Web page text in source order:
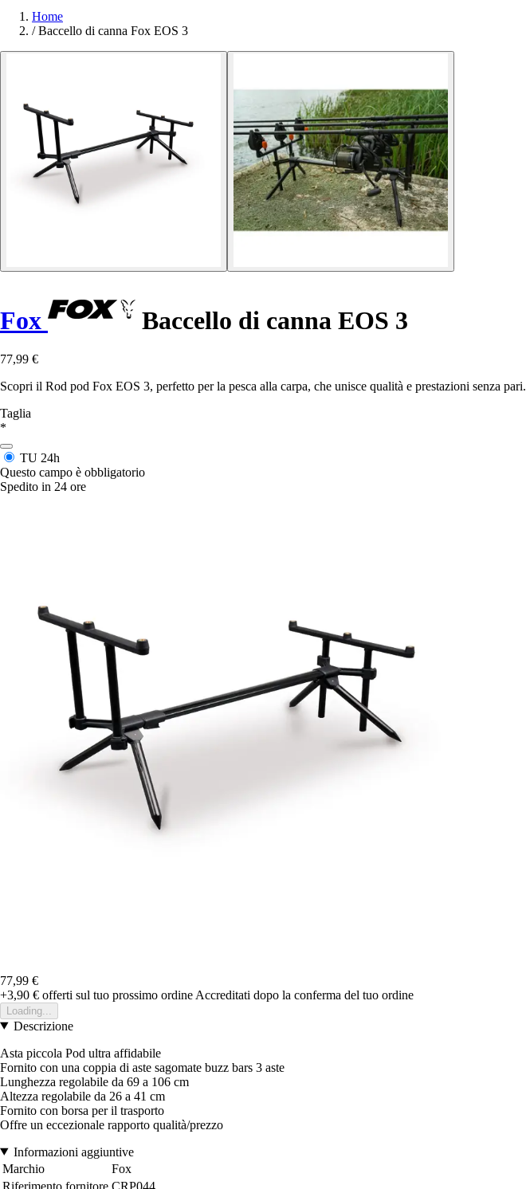
Home
/ Baccello di canna Fox EOS 3
Fox Baccello di canna EOS 3
77,99 €
Scopri il Rod pod Fox EOS 3, perfetto per la pesca alla carpa, che unisce qualità e prestazioni senza pari.
Taglia
*
TU 24h
Questo campo è obbligatorio
Spedito in 24 ore
77,99 €
+3,90 € offerti sul tuo prossimo ordine Accreditati dopo la conferma del tuo ordine
Loading...
Descrizione
Asta piccola Pod ultra affidabile
Fornito con una coppia di aste sagomate buzz bars 3 aste
Lunghezza regolabile da 69 a 106 cm
Altezza regolabile da 26 a 41 cm
Fornito con borsa per il trasporto
Offre un eccezionale rapporto qualità/prezzo
Informazioni aggiuntive
Marchio
Fox
Riferimento fornitore CRP044